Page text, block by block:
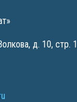
д. 10, стр.